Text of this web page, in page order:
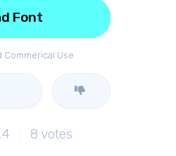
Commerical Use
Font
8 votes